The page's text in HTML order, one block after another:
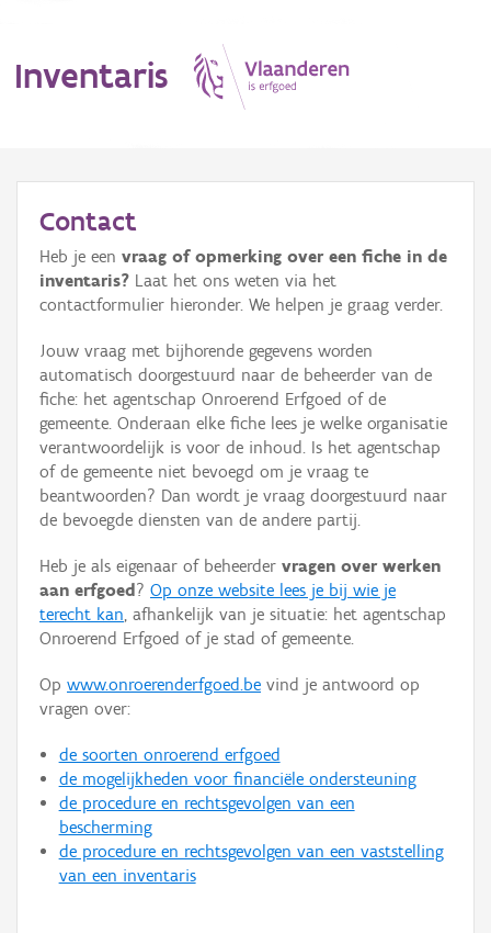
Inventaris
Erfgoedobject
Aanduidingsobject
Waarneming
Thema
Gebeurtenis
Persoon of collectief
Hergebruik
Aanmelden
Contact
Heb je een vraag of opmerking over een fiche in de
inventaris? Laat het ons weten via het
contactformulier hieronder. We helpen je graag verder.
Jouw vraag met bijhorende gegevens worden
automatisch doorgestuurd naar de beheerder van de
fiche: het agentschap Onroerend Erfgoed of de
gemeente. Onderaan elke fiche lees je welke organisatie
verantwoordelijk is voor de inhoud. Is het agentschap
of de gemeente niet bevoegd om je vraag te
beantwoorden? Dan wordt je vraag doorgestuurd naar
de bevoegde diensten van de andere partij.
Heb je als eigenaar of beheerder vragen over werken
aan erfgoed ? Op onze website lees je bij wie je
terecht kan, afhankelijk van je situatie: het agentschap
Onroerend Erfgoed of je stad of gemeente.
Op www.onroerenderfgoed.be vind je antwoord op
vragen over:
de soorten onroerend erfgoed
de mogelijkheden voor financiële ondersteuning
de procedure en rechtsgevolgen van een
bescherming
de procedure en rechtsgevolgen van een vaststelling
van een inventaris